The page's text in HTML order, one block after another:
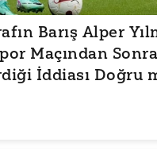
Barış Alper
Maçından
İddiası Doğru